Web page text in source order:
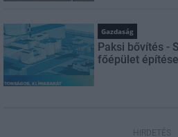
Gazdaság
Paksi bővítés -
főépület építése
HIRDETÉS